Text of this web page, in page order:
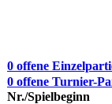
0 offene
0 offene Turnier-
Nr./Spielbeginn